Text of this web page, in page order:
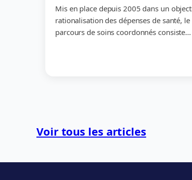
Mis en place depuis 2005 dans un
rationalisation des dépenses de santé, le
parcours de soins coordonnés consiste…
Voir tous les articles